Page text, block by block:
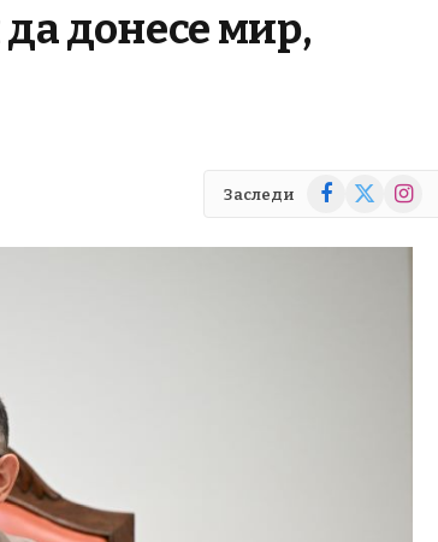
донесе мир,
Заследи Facebook
X